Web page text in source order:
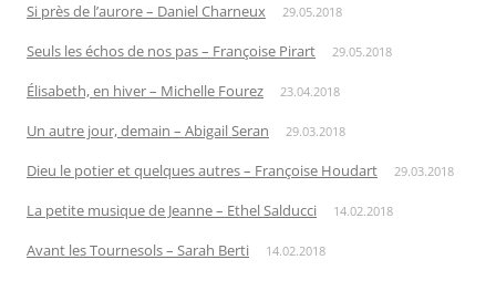
Si près de l’aurore – Daniel Charneux 29.05.2018
Seuls les échos de nos pas – Françoise Pirart 29.05.2018
Élisabeth, en hiver – Michelle Fourez 23.04.2018
Un autre jour, demain – Abigail Seran 29.03.2018
Dieu le potier et quelques autres – Françoise Houdart 29.03.2018
La petite musique de Jeanne – Ethel Salducci 14.02.2018
Avant les Tournesols – Sarah Berti 14.02.2018